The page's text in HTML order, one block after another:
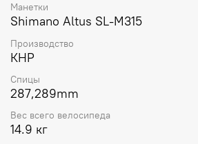
Манетки
Shimano Altus SL-M315
Производство
КНР
Спицы
287,289mm
Вес всего велосипеда
14.9 кг